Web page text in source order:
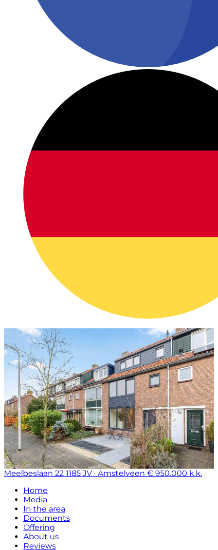
Meelbeslaan 22 1185 JV · Amstelveen € 950.000 k.k.
Home
Media
In the area
Documents
Offering
About us
Reviews